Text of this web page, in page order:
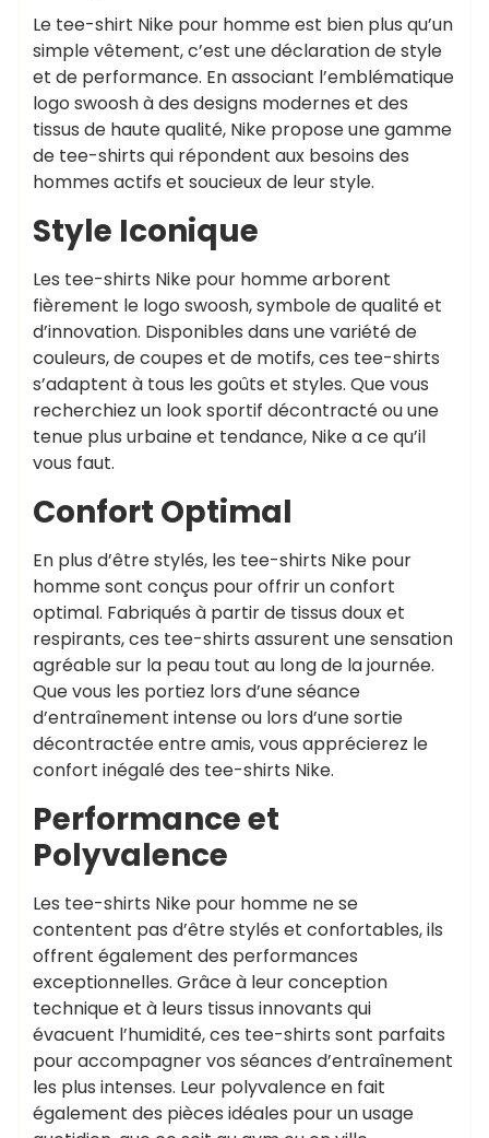
Le tee-shirt Nike pour homme est bien plus qu’un
simple vêtement, c’est une déclaration de style
et de performance. En associant l’emblématique
logo swoosh à des designs modernes et des
tissus de haute qualité, Nike propose une gamme
de tee-shirts qui répondent aux besoins des
hommes actifs et soucieux de leur style.
Style Iconique
Les tee-shirts Nike pour homme arborent
fièrement le logo swoosh, symbole de qualité et
d’innovation. Disponibles dans une variété de
couleurs, de coupes et de motifs, ces tee-shirts
s’adaptent à tous les goûts et styles. Que vous
recherchiez un look sportif décontracté ou une
tenue plus urbaine et tendance, Nike a ce qu’il
vous faut.
Confort Optimal
En plus d’être stylés, les tee-shirts Nike pour
homme sont conçus pour offrir un confort
optimal. Fabriqués à partir de tissus doux et
respirants, ces tee-shirts assurent une sensation
agréable sur la peau tout au long de la journée.
Que vous les portiez lors d’une séance
d’entraînement intense ou lors d’une sortie
décontractée entre amis, vous apprécierez le
confort inégalé des tee-shirts Nike.
Performance et
Polyvalence
Les tee-shirts Nike pour homme ne se
contentent pas d’être stylés et confortables, ils
offrent également des performances
exceptionnelles. Grâce à leur conception
technique et à leurs tissus innovants qui
évacuent l’humidité, ces tee-shirts sont parfaits
pour accompagner vos séances d’entraînement
les plus intenses. Leur polyvalence en fait
également des pièces idéales pour un usage